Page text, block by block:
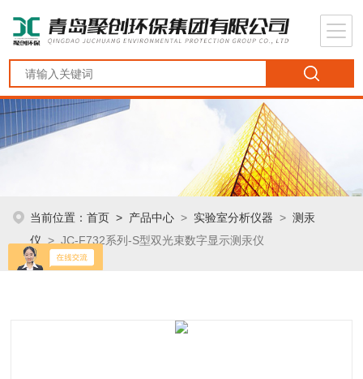
当前位置：首页 > 产品中心 > 实验室分析仪器 >测汞
仪 > JC-F732系列-S型双光束数字显示测汞仪